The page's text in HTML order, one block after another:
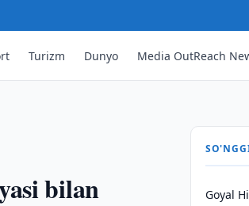
Turizm Dunyo Media OutReach
bilan
Goyal